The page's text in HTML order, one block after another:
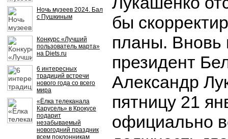
Ночь музеев 2024. Бал
с Пушкиным
Конкурс «Лучший
пользователь марта»
на Diets.ru
6 интересных
традиций встречи
нового года со всего
мира
«Ёлка телеканала
Карусель» в Крокусе
подарит
незабываемый
новогодний праздник
всем поклонникам
бы
планы. Вновь
президент
Александр
пятницу 21
официально